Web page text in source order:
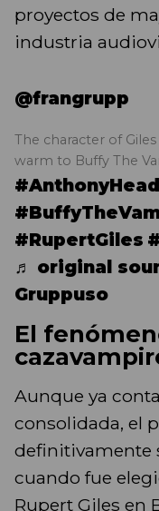
proyectos de
industria
@frangrupp
The character of
warm to Buffy The
#AnthonyHead
#RupertGiles
♬ original
Gruppuso
El
Aunque ya
consolidada, el
definitivamente
cuando fue
Rupert Giles en